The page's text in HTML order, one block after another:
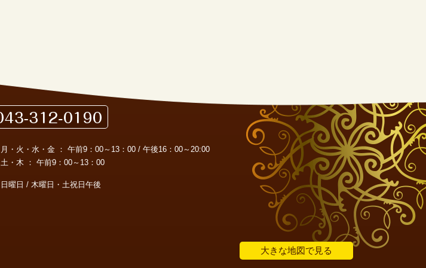
月・火・水・金 ： 午前9：00～13：00 / 午後16：00～20:00
土・木 ： 午前9：00～13：00
日曜日 / 木曜日・土祝日午後
大きな地図で見る